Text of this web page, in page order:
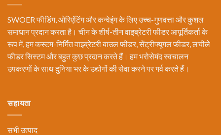
SWOER फीडिंग, ओरिएंटिंग और कन्वेइंग के लिए उच्च-गुणवत्ता और कुशल
समाधान प्रदान करता है। चीन के शीर्ष-तीन वाइब्रेटरी फीडर आपूर्तिकर्ता के
रूप में, हम कस्टम-निर्मित वाइब्रेटरी बाउल फीडर, सेंट्रीफ्यूगल फीडर, लचीले
फीडर सिस्टम और बहुत कुछ प्रदान करते हैं। हम भरोसेमंद स्वचालन
उपकरणों के साथ दुनिया भर के उद्योगों की सेवा करने पर गर्व करते हैं।
सहायता
सभी उत्पाद